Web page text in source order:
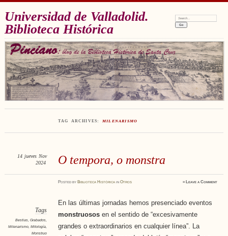
Universidad de Valladolid.
Biblioteca Histórica
Search:
TAG ARCHIVES: MILENARISMO
O tempora, o monstra
14 jueves Nov
2024
Postedby Biblioteca Histórica inOtros ≈ Leave a Comment
Tags
Bestias, Grabados,
Milenarismo, Mitología,
Monstruo
En las últimas jornadas hemos presenciado eventos
monstruososen el sentido de “excesivamente
grandes o extraordinarios en cualquier línea”. La